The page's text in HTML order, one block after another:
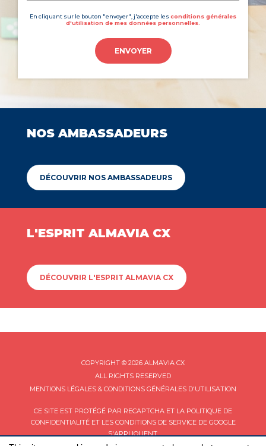
En cliquant sur le bouton "envoyer", j'accepte les conditions générales
d'utilisation de mes données personnelles.
ENVOYER
NOS AMBASSADEURS
DÉCOUVRIR NOS AMBASSADEURS
L'ESPRIT ALMAVIA CX
DÉCOUVRIR L'ESPRIT ALMAVIA CX
COPYRIGHT © 2026 ALMAVIA CX
ALL RIGHTS RESERVED
MENTIONS LÉGALES & CONDITIONS GÉNÉRALES D'UTILISATION
CE SITE EST PROTÉGÉ PAR RECAPTCHA ET LA POLITIQUE DE
CONFIDENTIALITÉET LES CONDITIONS DE SERVICEDE GOOGLE
S'APPLIQUENT.